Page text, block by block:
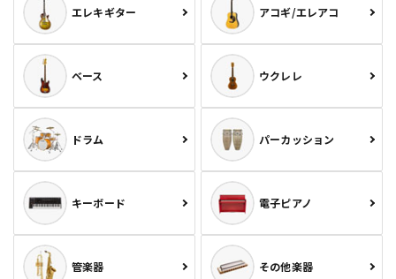
エレキギター アコギ/エレアコ
ベース ウクレレ
ドラム パーカッション
キーボード 電子ピアノ
管楽器 その他楽器